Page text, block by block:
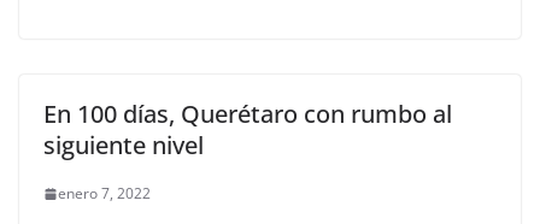
En 100 días, Querétaro con rumbo al
siguiente nivel
enero 7, 2022